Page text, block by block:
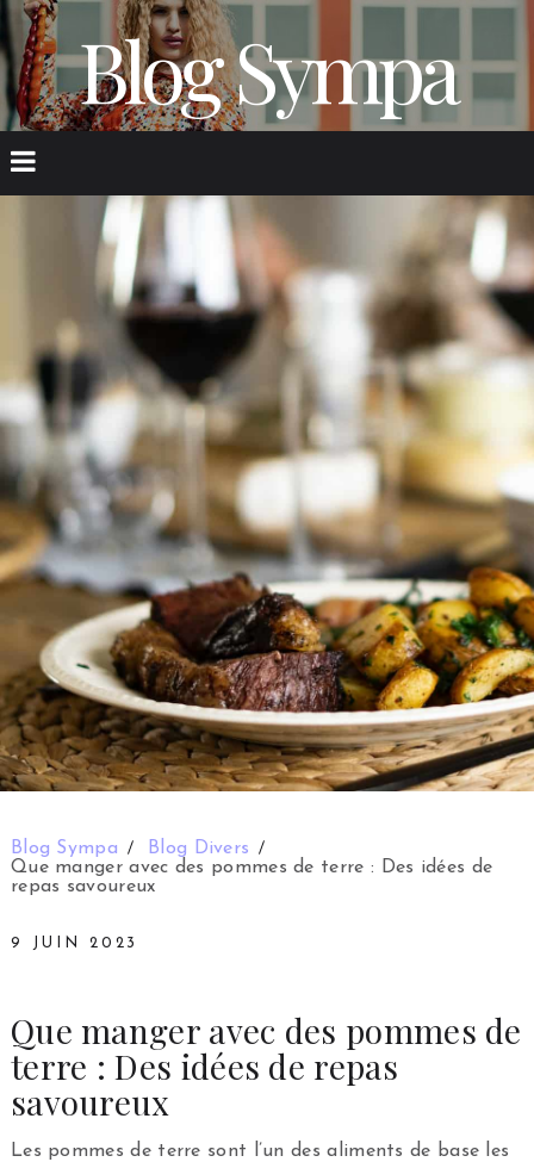
Blog Sympa
Blog Sympa
Blog Divers
Que manger avec des pommes de terre : Des idées de
repas savoureux
9 JUIN 2023
Que manger avec des pommes de
terre : Des idées de repas
savoureux
Les pommes de terre sont l’un des aliments de base les